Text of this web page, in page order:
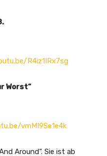
R4iz1IRx7sg
Worst“
vmMI9Se1e4k
Around“. Sie ist ab